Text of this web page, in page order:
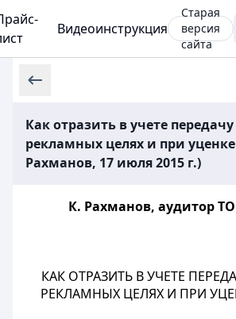
Видеоинструкция
Старая
версия
сайта
Как отразить в учете
рекламных целях и при уценке
Рахманов, 17 июля 2015 г.)
К. Рахманов, аудитор
КАК ОТРАЗИТЬ В УЧЕТЕ
РЕКЛАМНЫХ ЦЕЛЯХ И ПРИ